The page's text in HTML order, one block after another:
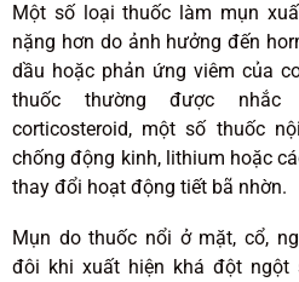
Một số loại thuốc làm mụn
nặng hơn do ảnh hưởng đến
dầu hoặc phản ứng viêm của
thuốc thường được nhắc
corticosteroid, một số thuốc
chống động kinh, lithium hoặc
thay đổi hoạt động tiết bã nhờn.
Mụn do thuốc nổi ở mặt, cổ,
đôi khi xuất hiện khá đột ngột